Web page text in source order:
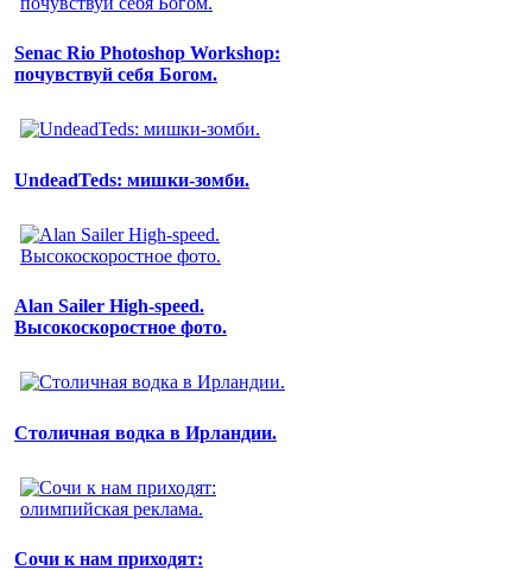
Senac Rio Photoshop Workshop:
почувствуй себя Богом.
UndeadTeds: мишки-зомби.
Alan Sailer High-speed.
Высокоскоростное фото.
Столичная водка в Ирландии.
Сочи к нам приходят: